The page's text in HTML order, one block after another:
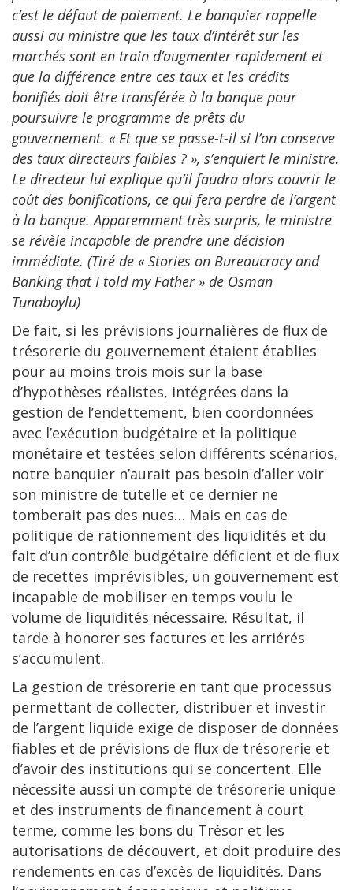
c’est le défaut de paiement. Le banquier rappelle
aussi au ministre que les taux d’intérêt sur les
marchés sont en train d’augmenter rapidement et
que la différence entre ces taux et les crédits
bonifiés doit être transférée à la banque pour
poursuivre le programme de prêts du
gouvernement. « Et que se passe-t-il si l’on conserve
des taux directeurs faibles ? », s’enquiert le ministre.
Le directeur lui explique qu’il faudra alors couvrir le
coût des bonifications, ce qui fera perdre de l’argent
à la banque. Apparemment très surpris, le ministre
se révèle incapable de prendre une décision
immédiate. (Tiré de « Stories on Bureaucracy and
Banking that I told my Father » de Osman
Tunaboylu)
De fait, si les prévisions journalières de flux de
trésorerie du gouvernement étaient établies
pour au moins trois mois sur la base
d’hypothèses réalistes, intégrées dans la
gestion de l’endettement, bien coordonnées
avec l’exécution budgétaire et la politique
monétaire et testées selon différents scénarios,
notre banquier n’aurait pas besoin d’aller voir
son ministre de tutelle et ce dernier ne
tomberait pas des nues… Mais en cas de
politique de rationnement des liquidités et du
fait d’un contrôle budgétaire déficient et de flux
de recettes imprévisibles, un gouvernement est
incapable de mobiliser en temps voulu le
volume de liquidités nécessaire. Résultat, il
tarde à honorer ses factures et les arriérés
s’accumulent.
La gestion de trésorerie en tant que processus
permettant de collecter, distribuer et investir
de l’argent liquide exige de disposer de données
fiables et de prévisions de flux de trésorerie et
d’avoir des institutions qui se concertent. Elle
nécessite aussi un compte de trésorerie unique
et des instruments de financement à court
terme, comme les bons du Trésor et les
autorisations de découvert, et doit produire des
rendements en cas d’excès de liquidités. Dans